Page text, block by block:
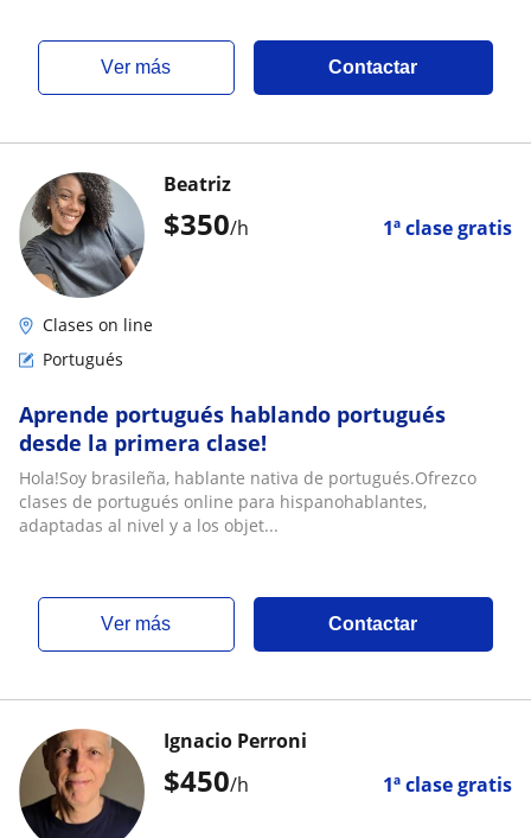
ver más Contactar
$350/h 1ª clase gratis
Beatriz
Clases on line
Portugués
Aprende portugués hablando portugués
desde la primera clase!
Hola!Soy brasileña, hablante nativa de portugués.Ofrezco
clases de portugués online para hispanohablantes,
adaptadas al nivel y a los objet...
ver más Contactar
$450/h 1ª clase gratis
Ignacio Perroni